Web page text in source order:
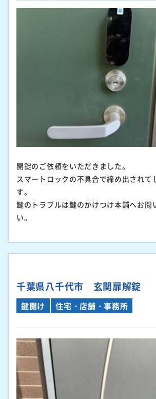
開錠のご依頼をいただきました。
スマートロックの不具合で締め出されて
す。
鍵のトラブルは鍵のかけつけ本舗へお問
い。
千葉県八千代市 玄関扉解錠
鍵開け 住宅・店舗・事務所